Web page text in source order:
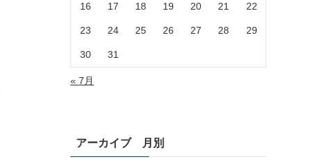
16 17 18 19 20 21 22
23 24 25 26 27 28 29
30 31
« 7月
アーカイブ 月別